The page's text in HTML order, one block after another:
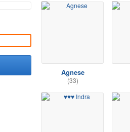
Agnese
(33)